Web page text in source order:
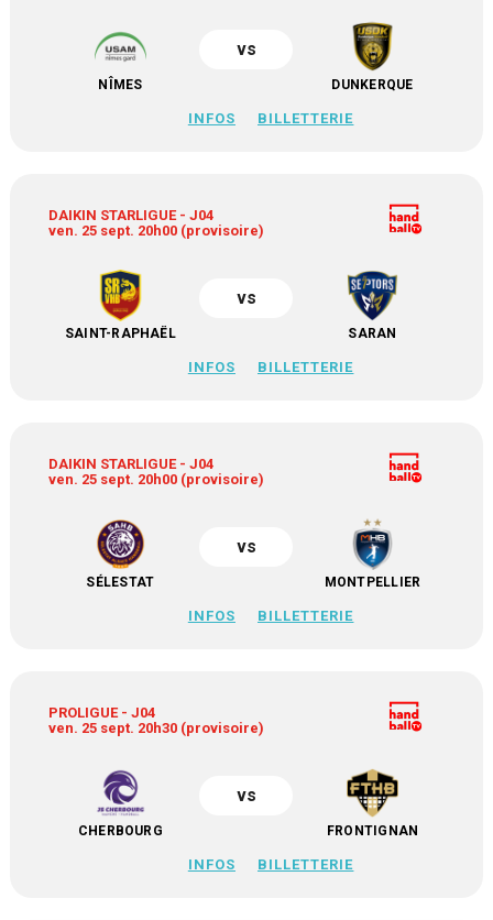
NÎMES
vs
DUNKERQUE
INFOS BILLETTERIE
DAIKIN STARLIGUE - J04
ven. 25 sept. 20h00 (provisoire)
SAINT-RAPHAËL
vs
SARAN
INFOS BILLETTERIE
DAIKIN STARLIGUE - J04
ven. 25 sept. 20h00 (provisoire)
SÉLESTAT
vs
MONTPELLIER
INFOS BILLETTERIE
PROLIGUE - J04
ven. 25 sept. 20h30 (provisoire)
CHERBOURG
vs
FRONTIGNAN
INFOS BILLETTERIE